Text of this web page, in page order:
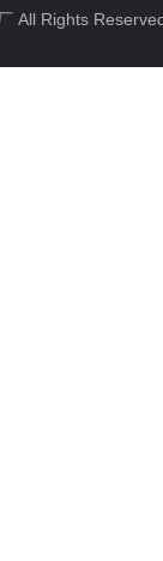
All Rights